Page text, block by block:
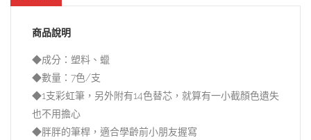
商品說明
◆成分：塑料、蠟
◆數量：7色/支
◆1支彩虹筆，另外附有14色替芯，就算有一小截顏色遺失
也不用擔心
◆胖胖的筆桿，適合學齡前小朋友握寫